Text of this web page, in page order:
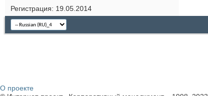
Регистрация
19.05.2014
О проекте